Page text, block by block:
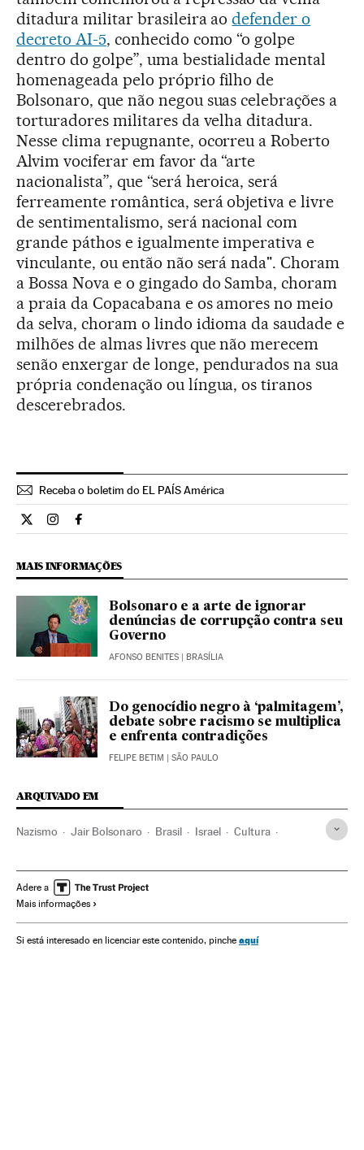
ditadura militar brasileira aodefender o
decreto AI-5, conhecido como “o golpe
dentro do golpe”, uma bestialidade mental
homenageada pelo próprio filho de
Bolsonaro, que não negou suas celebrações a
torturadores militares da velha ditadura.
Nesse clima repugnante, ocorreu a Roberto
Alvim vociferar em favor da “arte
nacionalista”, que “será heroica, será
ferreamente romântica, será objetiva e livre
de sentimentalismo, será nacional com
grande páthos e igualmente imperativa e
vinculante, ou então não será nada". Choram
a Bossa Nova e o gingado do Samba, choram
a praia da Copacabana e os amores no meio
da selva, choram o lindo idioma da saudade e
milhões de almas livres que não merecem
senão enxergar de longe, pendurados na sua
própria condenação ou língua, os tiranos
descerebrados.
Receba o boletim do EL PAÍS América
Opiniao El País Brasil en Twitter
Opiniao El País Brasil en Instagram
Opiniao El País Brasil en Facebook
MAIS INFORMAÇÕES
Bolsonaro e a arte de ignorar
denúncias de corrupção contra seu
Governo
AFONSO BENITES | BRASÍLIA
Do genocídio negro à ‘palmitagem’,
debate sobre racismo se multiplica
e enfrenta contradições
FELIPE BETIM | SÃO PAULO
ARQUIVADO EM
Nazismo Jair Bolsonaro Brasil Israel Cultura
Adere a
Mais informações
Si está interesado en licenciar este contenido, pinche aquí